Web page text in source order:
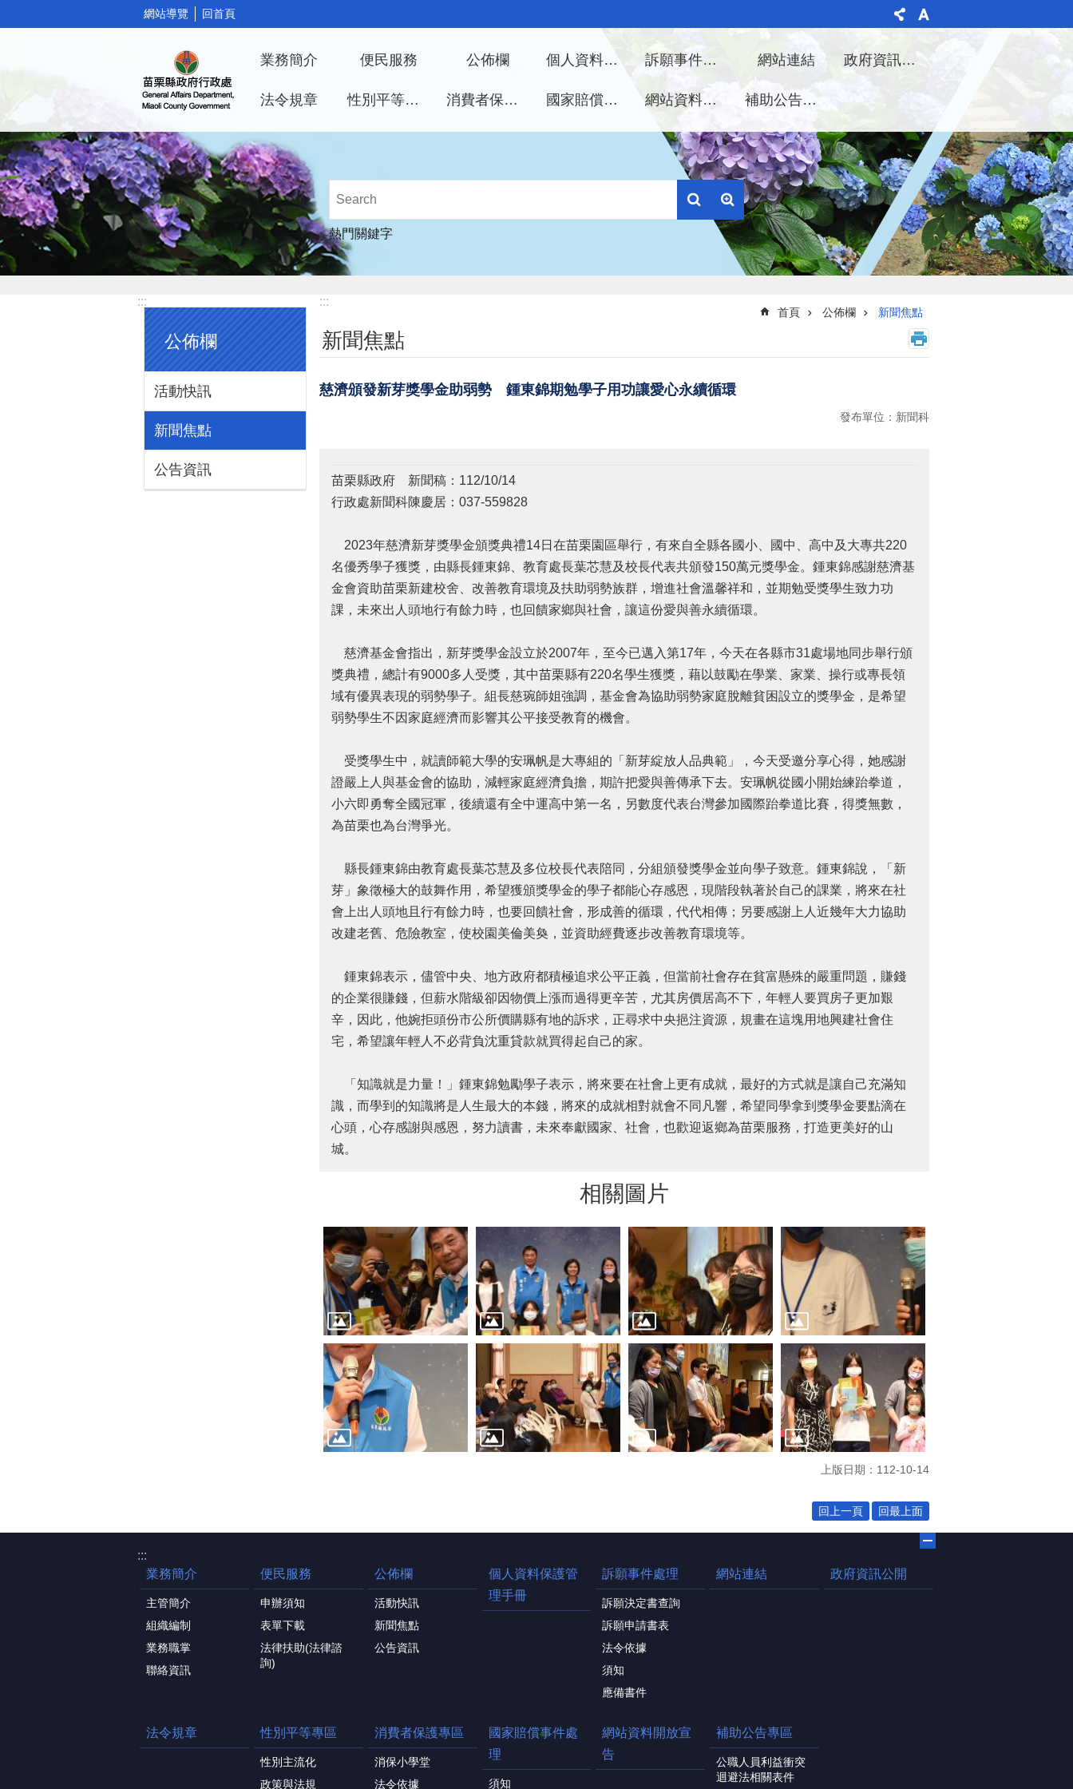
:::
網站導覽 回首頁
業務簡介 便民服務 公佈欄 個人資料保護管理手冊 訴願事件處理 網站連結 政府資訊公開
法令規章 性別平等專區 消費者保護專區 國家賠償事件處理 網站資料開放宣告 補助公告專區
熱門關鍵字
:::
公佈欄
活動快訊
新聞焦點
公告資訊
:::
首頁 公佈欄 新聞焦點
新聞焦點
慈濟頒發新芽獎學金助弱勢 鍾東錦期勉學子用功讓愛心永續循環
發布單位：新聞科
苗栗縣政府 新聞稿：112/10/14
行政處新聞科陳慶居：037-559828
2023年慈濟新芽獎學金頒獎典禮14日在苗栗園區舉行，有來自全縣各國小、國中、高中及大專共220
名優秀學子獲獎，由縣長鍾東錦、教育處長葉芯慧及校長代表共頒發150萬元獎學金。鍾東錦感謝慈濟基
金會資助苗栗新建校舍、改善教育環境及扶助弱勢族群，增進社會溫馨祥和，並期勉受獎學生致力功
課，未來出人頭地行有餘力時，也回饋家鄉與社會，讓這份愛與善永續循環。
慈濟基金會指出，新芽獎學金設立於2007年，至今已邁入第17年，今天在各縣市31處場地同步舉行頒
獎典禮，總計有9000多人受獎，其中苗栗縣有220名學生獲獎，藉以鼓勵在學業、家業、操行或專長領
域有優異表現的弱勢學子。組長慈琬師姐強調，基金會為協助弱勢家庭脫離貧困設立的獎學金，是希望
弱勢學生不因家庭經濟而影響其公平接受教育的機會。
受獎學生中，就讀師範大學的安珮帆是大專組的「新芽綻放人品典範」，今天受邀分享心得，她感謝
證嚴上人與基金會的協助，減輕家庭經濟負擔，期許把愛與善傳承下去。安珮帆從國小開始練跆拳道，
小六即勇奪全國冠軍，後續還有全中運高中第一名，另數度代表台灣參加國際跆拳道比賽，得獎無數，
為苗栗也為台灣爭光。
縣長鍾東錦由教育處長葉芯慧及多位校長代表陪同，分組頒發獎學金並向學子致意。鍾東錦說，「新
芽」象徵極大的鼓舞作用，希望獲頒獎學金的學子都能心存感恩，現階段執著於自己的課業，將來在社
會上出人頭地且行有餘力時，也要回饋社會，形成善的循環，代代相傳；另要感謝上人近幾年大力協助
改建老舊、危險教室，使校園美倫美奐，並資助經費逐步改善教育環境等。
鍾東錦表示，儘管中央、地方政府都積極追求公平正義，但當前社會存在貧富懸殊的嚴重問題，賺錢
的企業很賺錢，但薪水階級卻因物價上漲而過得更辛苦，尤其房價居高不下，年輕人要買房子更加艱
辛，因此，他婉拒頭份市公所價購縣有地的訴求，正尋求中央挹注資源，規畫在這塊用地興建社會住
宅，希望讓年輕人不必背負沈重貸款就買得起自己的家。
「知識就是力量！」鍾東錦勉勵學子表示，將來要在社會上更有成就，最好的方式就是讓自己充滿知
識，而學到的知識將是人生最大的本錢，將來的成就相對就會不同凡響，希望同學拿到獎學金要點滴在
心頭，心存感謝與感恩，努力讀書，未來奉獻國家、社會，也歡迎返鄉為苗栗服務，打造更美好的山
城。
相關圖片
上版日期：112-10-14
回上一頁 回最上面
:::
業務簡介
主管簡介
組織編制
業務職掌
聯絡資訊
便民服務
申辦須知
表單下載
法律扶助(法律諮
詢)
公佈欄
活動快訊
新聞焦點
公告資訊
個人資料保護管
理手冊
訴願事件處理
訴願決定書查詢
訴願申請書表
法令依據
須知
應備書件
網站連結 政府資訊公開
法令規章 性別平等專區
性別主流化
政策與法規
消費者保護專區
消保小學堂
法令依據
國家賠償事件處
理
須知
網站資料開放宣
告
補助公告專區
公職人員利益衝突
迴避法相關表件